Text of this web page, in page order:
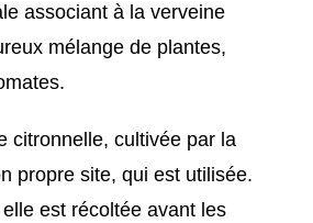
associant à la verveine
mélange de plantes,
citronnelle, cultivée par la
propre site, qui est utilisée.
est récoltée avant les